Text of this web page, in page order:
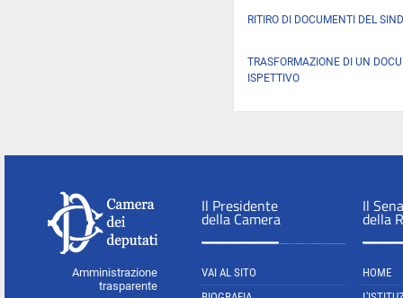
RITIRO DI DOCUMENTI DEL
TRASFORMAZIONE DI UN
ISPETTIVO
Amministrazione
trasparente
Il Presidente
della Camera
VAI AL SITO
Il
della
HOME